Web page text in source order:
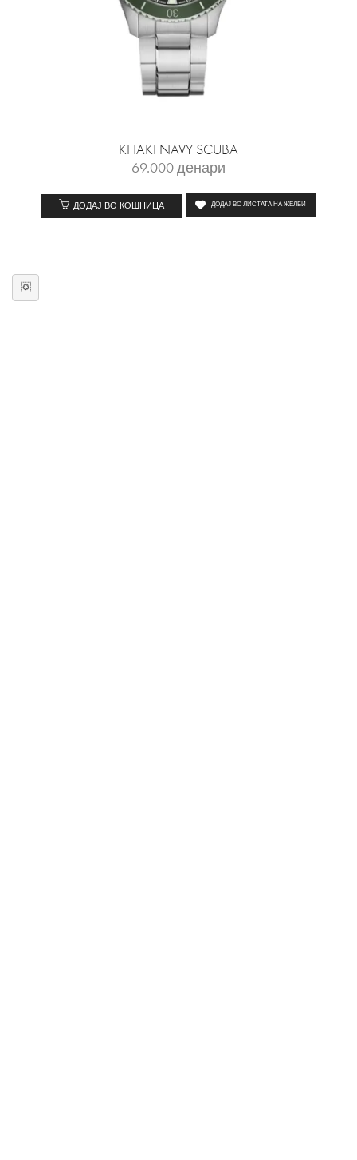
KHAKI NAVY SCUBA
69.000денари
ДОДАЈ ВО КОШНИЦА ДОДАЈ ВО ЛИСТАТА НА ЖЕЛБИ